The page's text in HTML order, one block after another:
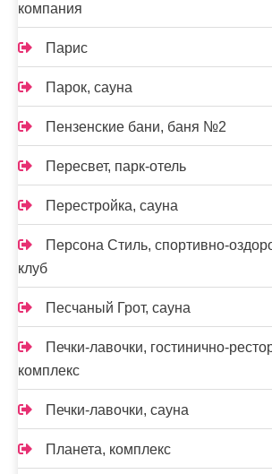
компания
Парис
Парок, сауна
Пензенские бани, баня №2
Пересвет, парк-отель
Перестройка, сауна
Персона Стиль, спортивно-
клуб
Песчаный Грот, сауна
Печки-лавочки, гостинично-
комплекс
Печки-лавочки, сауна
Планета, комплекс